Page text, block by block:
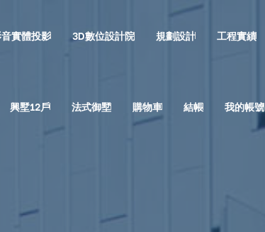
實體投影 3D數位設計院 規劃設計 工程實績
興墅12戶 法式御墅 購物車 結帳 我的帳號